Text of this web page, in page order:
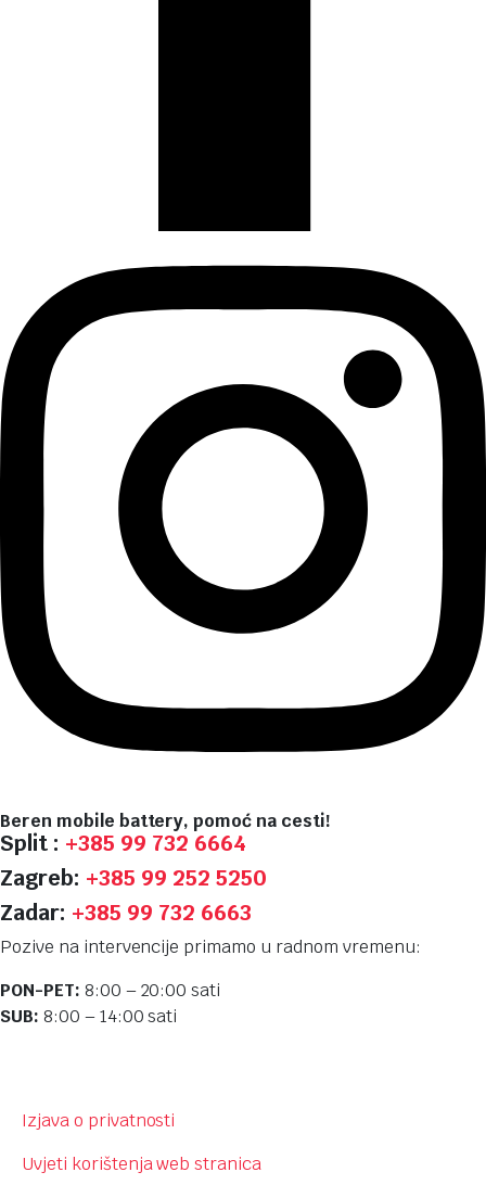
Beren mobile battery, pomoć na cesti!
Split : +385 99 732 6664
Zagreb: +385 99 252 5250
Zadar: +385 99 732 6663
Pozive na intervencije primamo u radnom vremenu:
PON-PET: 8:00 – 20:00 sati
SUB: 8:00 – 14:00 sati
Izjava o privatnosti
Uvjeti korištenja web stranica